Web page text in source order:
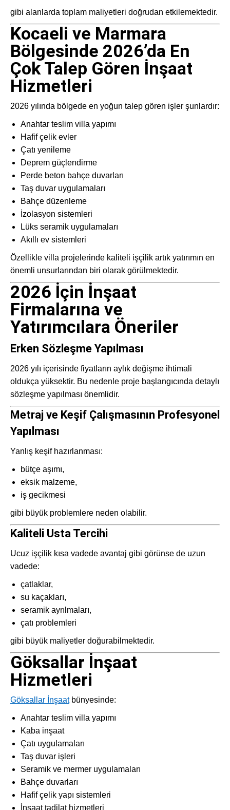
gibi alanlarda toplam maliyetleri doğrudan etkilemektedir.
Kocaeli ve Marmara
Bölgesinde 2026’da En
Çok Talep Gören İnşaat
Hizmetleri
2026 yılında bölgede en yoğun talep gören işler şunlardır:
Anahtar teslim villa yapımı
Hafif çelik evler
Çatı yenileme
Deprem güçlendirme
Perde beton bahçe duvarları
Taş duvar uygulamaları
Bahçe düzenleme
İzolasyon sistemleri
Lüks seramik uygulamaları
Akıllı ev sistemleri
Özellikle villa projelerinde kaliteli işçilik artık yatırımın en
önemli unsurlarından biri olarak görülmektedir.
2026 İçin İnşaat
Firmalarına ve
Yatırımcılara Öneriler
Erken Sözleşme Yapılması
2026 yılı içerisinde fiyatların aylık değişme ihtimali
oldukça yüksektir. Bu nedenle proje başlangıcında detaylı
sözleşme yapılması önemlidir.
Metraj ve Keşif Çalışmasının Profesyonel
Yapılması
Yanlış keşif hazırlanması:
bütçe aşımı,
eksik malzeme,
iş gecikmesi
gibi büyük problemlere neden olabilir.
Kaliteli Usta Tercihi
Ucuz işçilik kısa vadede avantaj gibi görünse de uzun
vadede:
çatlaklar,
su kaçakları,
seramik ayrılmaları,
çatı problemleri
gibi büyük maliyetler doğurabilmektedir.
Göksallar İnşaat
Hizmetleri
Göksallar İnşaatbünyesinde:
Anahtar teslim villa yapımı
Kaba inşaat
Çatı uygulamaları
Taş duvar işleri
Seramik ve mermer uygulamaları
Bahçe duvarları
Hafif çelik yapı sistemleri
İnşaat tadilat hizmetleri